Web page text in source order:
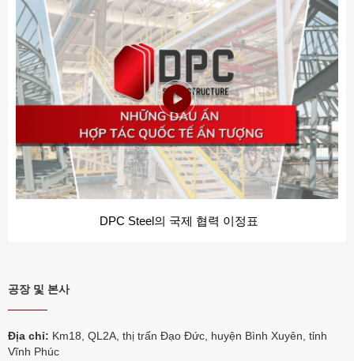
국제 협력: DPC Steel & 인도 Chropynska
공장 및 본사
Địa chỉ: Km18, QL2A, thị trấn Đạo Đức, huyện Bình Xuyên, tỉnh
Vĩnh Phúc